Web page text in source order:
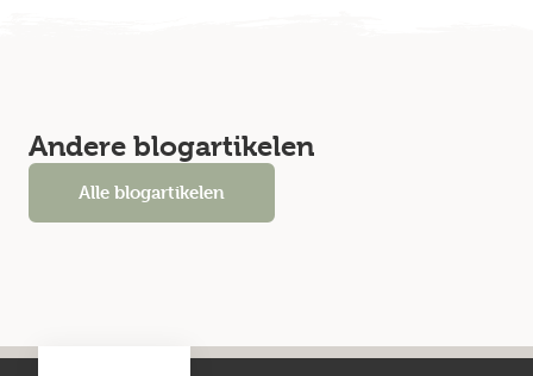
Andere blogartikelen
Alle blogartikelen